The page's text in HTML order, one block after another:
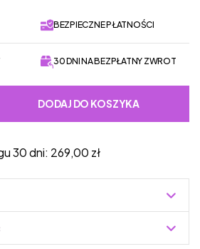
BEZPIECZNE PŁATNOŚCI
30 DNI NA BEZPŁATNY ZWROT
DODAJ DO KOSZYKA
30 dni: 269,00 zł